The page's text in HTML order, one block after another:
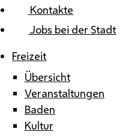
Kontakte
Jobs bei der Stadt
Freizeit
Übersicht
Veranstaltungen
Baden
Kultur